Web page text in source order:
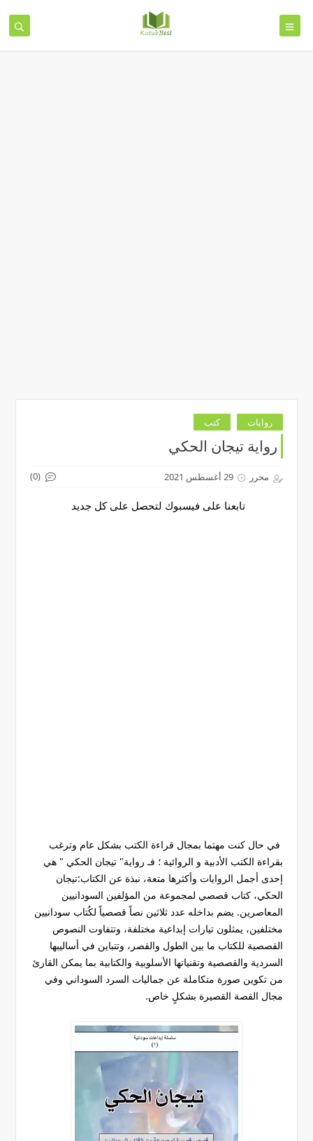
روايات كتب
رواية تيجان الحكي
محرر 29 أغسطس 2021 (0)
تابعنا على فيسبوك لتحصل على كل جديد
في حال كنت مهتما بمجال قراءة الكتب بشكل عام وترغب
بقراءة الكتب الأدبية و الروائية ؛ فـ رواية" تيجان الحكي " هي
إحدى أجمل الروايات وأكثرها متعة، نبذة عن الكتاب:تيجان
الحكي، كتاب قصصي لمجموعة من المؤلفين السودانيين
المعاصرين. يضم بداخله عدد ثلاثين نصاً قصصياً لكُتاب سودانيين
مختلفين، يمثلون تيارات إبداعية مختلفة، وتتفاوت النصوص
القصصية للكتاب ما بين الطول والقصر، وتتباين في أساليبها
السردية والقصصية وتقنياتها الأسلوبية والكتابية بما يمكن القارئ
من تكوين صورة متكاملة عن جماليات السرد السوداني وفي
مجال القصة القصيرة بشكلٍ خاص.